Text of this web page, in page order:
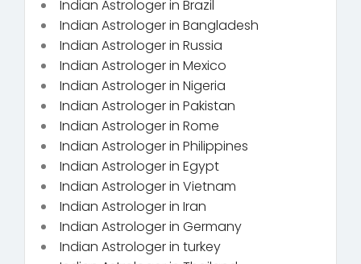
Indian Astrologer in Brazil
Indian Astrologer in Bangladesh
Indian Astrologer in Russia
Indian Astrologer in Mexico
Indian Astrologer in Nigeria
Indian Astrologer in Pakistan
Indian Astrologer in Rome
Indian Astrologer in Philippines
Indian Astrologer in Egypt
Indian Astrologer in Vietnam
Indian Astrologer in Iran
Indian Astrologer in Germany
Indian Astrologer in turkey